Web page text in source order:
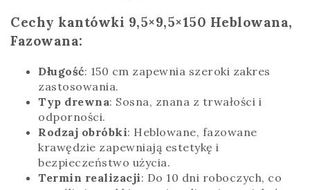
Cechy kantówki 9,5×9,5×150 Heblowana,
Fazowana:
Długość: 150 cm zapewnia szeroki zakres
zastosowania.
Typ drewna: Sosna, znana z trwałości i
odporności.
Rodzaj obróbki: Heblowane, fazowane
krawędzie zapewniają estetykę i
bezpieczeństwo użycia.
Termin realizacji: Do 10 dni roboczych, co